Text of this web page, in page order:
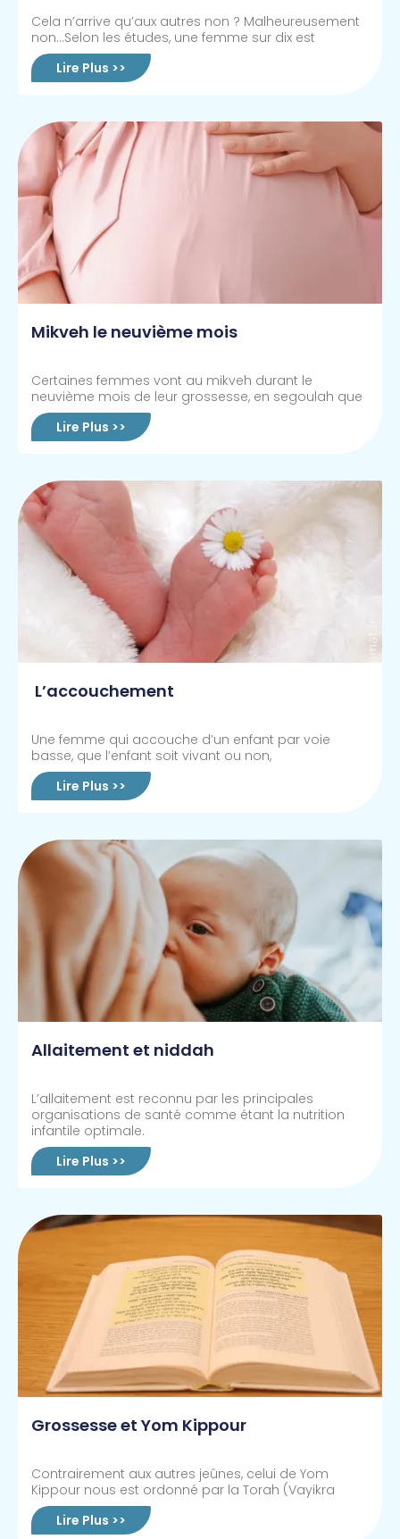
Cela n’arrive qu’aux autres non ? Malheureusement
non…Selon les études, une femme sur dix est
Lire Plus >>
Mikveh le neuvième mois
Certaines femmes vont au mikveh durant le
neuvième mois de leur grossesse, en segoulah que
Lire Plus >>
L’accouchement
Une femme qui accouche d’un enfant par voie
basse, que l’enfant soit vivant ou non,
Lire Plus >>
Allaitement et niddah
L’allaitement est reconnu par les principales
organisations de santé comme étant la nutrition
infantile optimale.
Lire Plus >>
Grossesse et Yom Kippour
Contrairement aux autres jeûnes, celui de Yom
Kippour nous est ordonné par la Torah (Vayikra
Lire Plus >>